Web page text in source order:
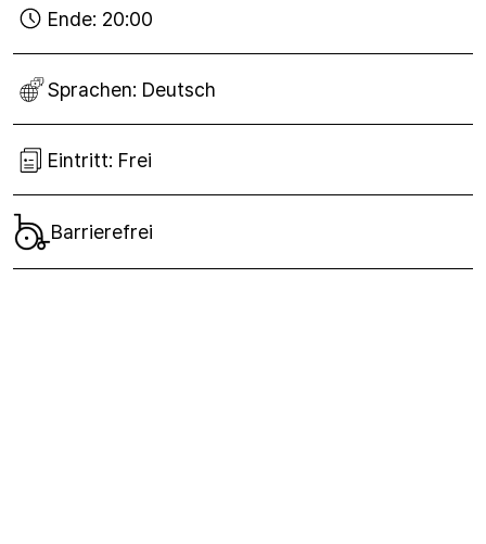
Ende: 20:00
Sprachen: Deutsch
Eintritt: Frei
Barrierefrei